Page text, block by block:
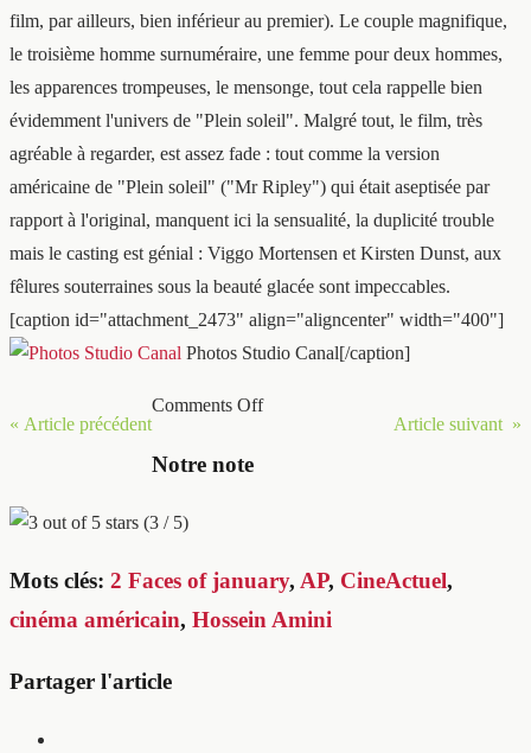
film, par ailleurs, bien inférieur au premier). Le couple magnifique,
le troisième homme surnuméraire, une femme pour deux hommes,
les apparences trompeuses, le mensonge, tout cela rappelle bien
évidemment l'univers de "Plein soleil". Malgré tout, le film, très
agréable à regarder, est assez fade : tout comme la version
américaine de "Plein soleil" ("Mr Ripley") qui était aseptisée par
rapport à l'original, manquent ici la sensualité, la duplicité trouble
mais le casting est génial : Viggo Mortensen et Kirsten Dunst, aux
fêlures souterraines sous la beauté glacée sont impeccables.
[caption id="attachment_2473" align="aligncenter" width="400"]
Photos Studio Canal[/caption]
« Article précédent Article suivant »
Comments Off
Notre note
(3 / 5)
Mots clés: 2 Faces of january, AP, CineActuel,
cinéma américain, Hossein Amini
Partager l'article